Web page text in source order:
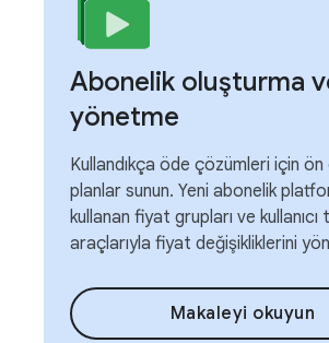
Abonelik oluşturma
yönetme
Kullandıkça öde çözümleri için
planlar sunun. Yeni abonelik
kullanan fiyat grupları ve kullanıcı
araçlarıyla fiyat değişikliklerini
Makaleyi okuyun